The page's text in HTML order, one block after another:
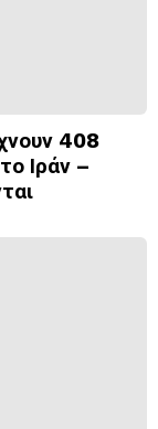
408
Ιράν –